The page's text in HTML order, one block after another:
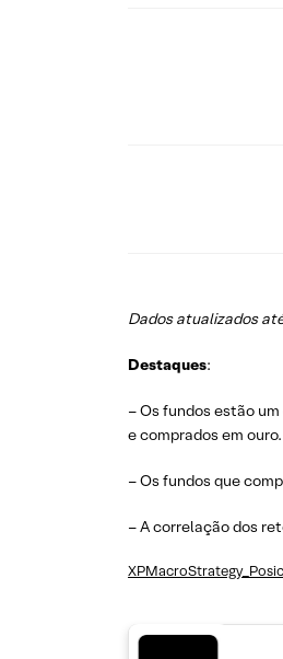
Dados atualizados
Destaques:
– Os fundos estão
e comprados em ouro.
– Os fundos que
– A correlação dos